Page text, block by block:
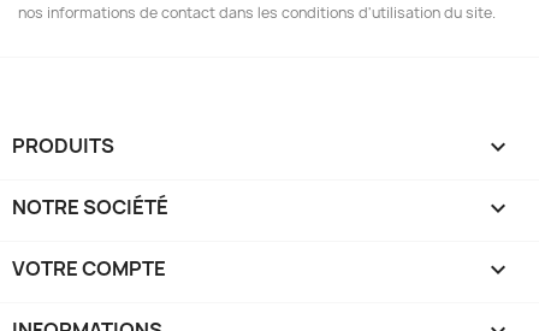
nos informations de contact dans les conditions d'utilisation du site.
PRODUITS 
NOTRE SOCIÉTÉ 
VOTRE COMPTE 